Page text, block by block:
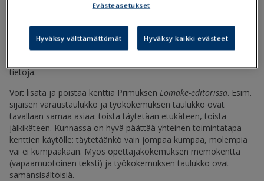
Miten lomake ladataan Primukseen?
Lomakkeen avulla voi syöttää uusia sijaisia PrimuksenSijaiset
tietoja.
Voit lisätä ja poistaa kenttiä Primuksen Lomake-editorissa. Esim.
sijaisen varaustaulukko ja työkokemuksen taulukko ovat
tavallaan samaa asiaa: toista täytetään etukäteen, toista
jälkikäteen. Kunnassa on hyvä päättää yhteinen toimintatapa
kenttien käytölle: täytetäänkö vain jompaa kumpaa, molempia
vai ei kumpaakaan. Myös opettajakokemuksen memokenttä
(vapaamuotoinen teksti) ja työkokemuksen taulukko ovat
samansisältöisiä.
Evästeasetukset
Hyväksy välttämättömät Hyväksy kaikki evästeet